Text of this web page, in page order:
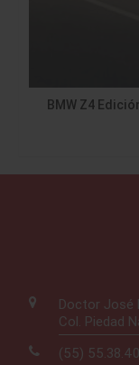
BMW Z4
Doctor José
Col. Piedad
(55)